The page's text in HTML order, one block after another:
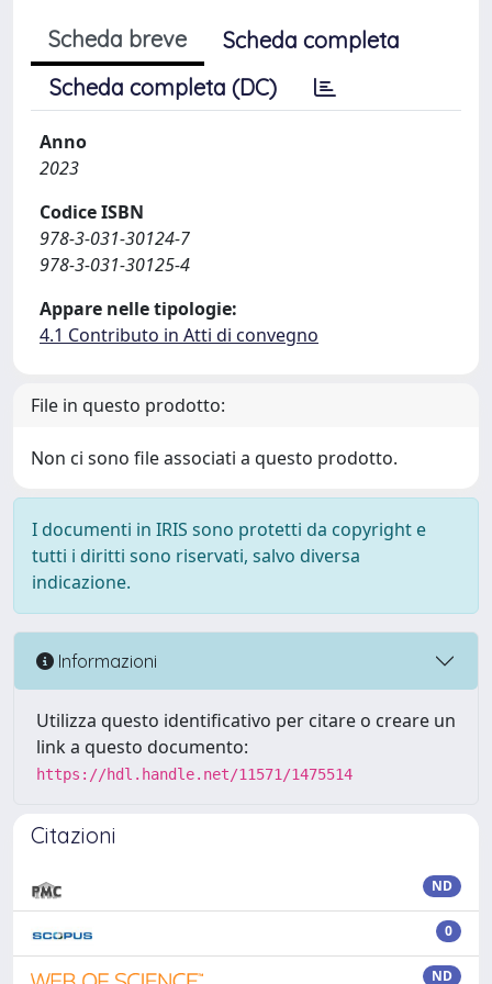
Scheda breve
Scheda completa
Scheda completa (DC)
Anno
2023
Codice ISBN
978-3-031-30124-7
978-3-031-30125-4
Appare nelle tipologie:
4.1 Contributo in Atti di convegno
File in questo prodotto:
Non ci sono file associati a questo prodotto.
I documenti in IRIS sono protetti da copyright e
tutti i diritti sono riservati, salvo diversa
indicazione.
Informazioni
Utilizza questo identificativo per citare o creare un
link a questo documento:
https://hdl.handle.net/11571/1475514
Citazioni
ND
0
ND